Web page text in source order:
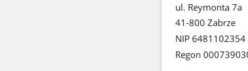
ul. Reymonta 7a
41-800 Zabrze
NIP 6481102354
Regon